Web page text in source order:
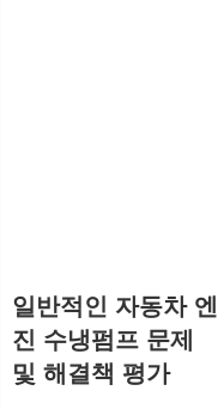
일반적인 자동차 엔
진 수냉펌프 문제
및 해결책 평가